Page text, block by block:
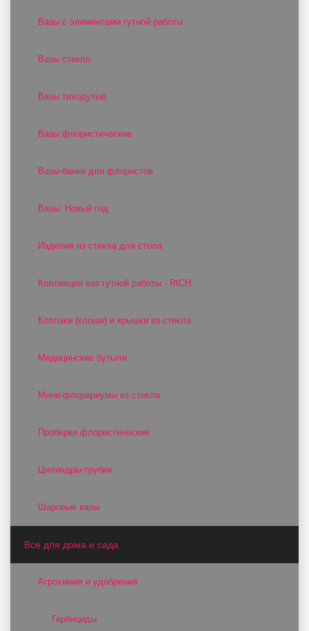
Вазы с элементами гутной работы
Вазы стекло
Вазы тиходутые
Вазы флористические
Вазы-банки для флористов
Вазы: Новый год
Изделия из стекла для стола
Коллекция ваз гутной работы - RICH
Колпаки (клоши) и крышки из стекла
Медицинские бутыли
Мини-флорариумы из стекла
Пробирки флористические
Цилиндры-трубки
Шаровые вазы
Все для дома и сада
Агрохимия и удобрения
Гербициды